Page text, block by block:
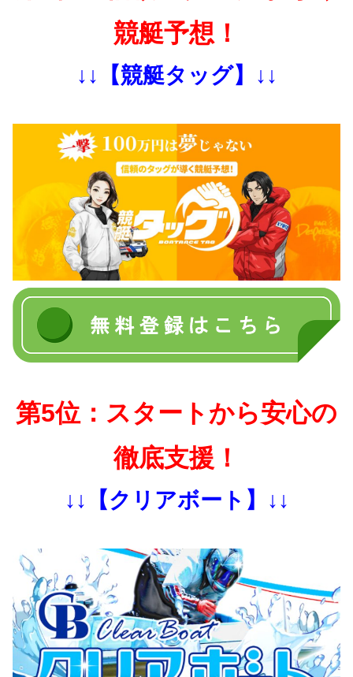
競艇予想！
↓↓【競艇タッグ】↓↓
第5位：スタートから安心の
徹底支援！
↓↓【クリアボート】↓↓